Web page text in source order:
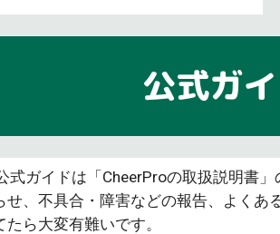
公式ガ
式ガイドは「CheerProの取扱説明書
、不具合・障害などの報告、よく
ら大変有難いです。